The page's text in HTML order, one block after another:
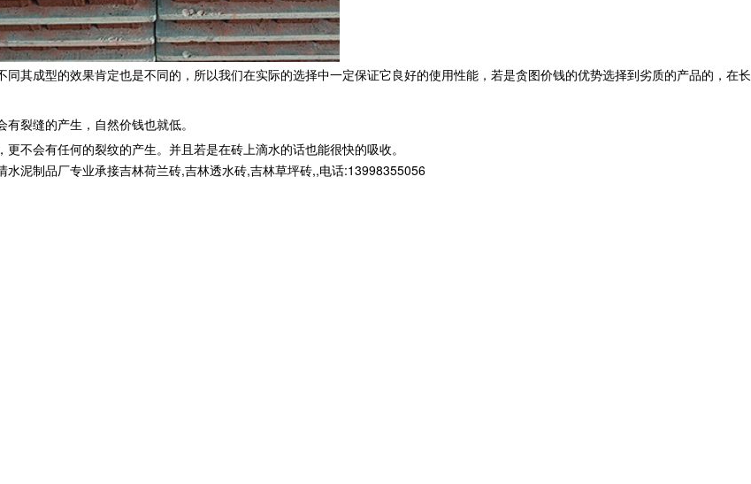
其成型的效果肯定也是不同的，所以我们在实际的选择中一定保证它良好的使用性能，若是贪图价钱的优势选择到劣质的产品的，在长
裂缝的产生，自然价钱也就低。
不会有任何的裂纹的产生。并且若是在砖上滴水的话也能很快的吸收。
泥制品厂专业承接吉林荷兰砖,吉林透水砖,吉林草坪砖,,电话:13998355056